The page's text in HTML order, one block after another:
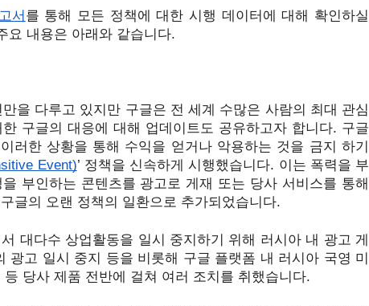
서 를 통해 모든 정책에 대한 시행 데이터에 대해 확인하실
요 내용은 아래와 같습니다.
을 다루고 있지만 구글은 전 세계 수많은 사람의 최대 관심
구글의 대응에 대해 업데이트도 공유하고자 합니다. 구글
러한 상황을 통해 수익을 얻거나 악용하는 것을 금지 하기
Event)’ 정책을 신속하게 시행했습니다. 이는 폭력을 부
부인하는 콘텐츠를 광고로 게재 또는 당사 서비스를 통해
글의 오랜 정책의 일환으로 추가되었습니다.
대다수 상업활동을 일시 중지하기 위해 러시아 내 광고 게
광고 일시 중지 등을 비롯해 구글 플랫폼 내 러시아 국영 미
당사 제품 전반에 걸쳐 여러 조치를 취했습니다.